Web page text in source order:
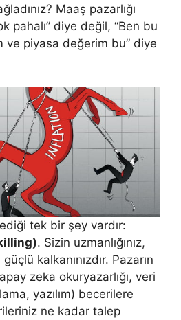
Maaş pazarlığı
pahalı” diye değil, “Ben bu
ve piyasa değerim bu” diye
tek bir şey vardır:
. Sizin uzmanlığınız,
kalkanınızdır. Pazarın
zeka okuryazarlığı, veri
yazılım) becerilere
ne kadar talep